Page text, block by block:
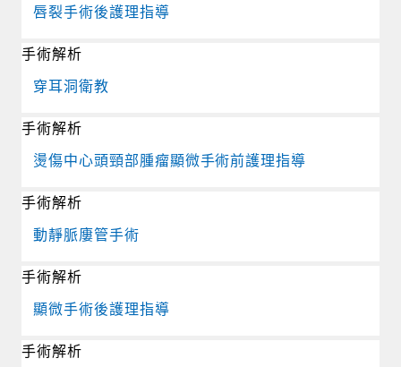
唇裂手術後護理指導
穿耳洞衛教
手術解析
燙傷中心頭頸部腫瘤顯微手術前護理指導
手術解析
動靜脈廔管手術
手術解析
顯微手術後護理指導
手術解析
手術解析